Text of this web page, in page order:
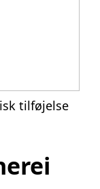
tilføjelse